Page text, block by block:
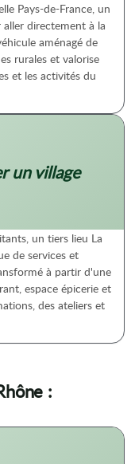
Pays-de-France, un
directement à la
aménagé de
rurales et valorise
et les activités du
un village
un tiers lieu La
de services et
à partir d'une
espace épicerie et
des ateliers et
: